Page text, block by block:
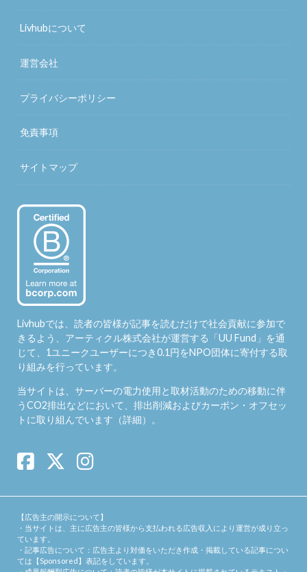
Livhubについて
運営会社
プライバシーポリシー
免責事項
サイトマップ
Livhubでは、読者の皆様が記事を読むだけで社会貢献に参加で
きるよう、アーティクル株式会社が運営する「UU Fund 」を通
じて、1ユニークユーザーにつき0.1円をNPO団体に寄付する取
り組みを行っています。
当サイトは、サーバーの電力使用と取材活動のための移動に伴
うCO2排出などにおいて、排出削減およびカーボン・オフセッ
トに取り組んでいます（詳細）。
【広告主の開示について】
・当サイトは、主に広告主の皆様から支払われる広告収入により運営が成り立っ
ています。
・記事広告について：広告主より対価をいただき作成・掲載している記事につい
ては【Sponsored】表記をしています。